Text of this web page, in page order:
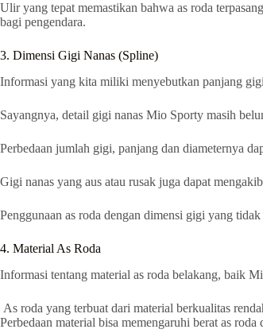
Ulir yang tepat memastikan bahwa as roda
bagi pengendara.
3. Dimensi Gigi Nanas (Spline)
Informasi yang kita miliki menyebutkan panjang
Sayangnya, detail gigi nanas Mio Sporty masih
Perbedaan jumlah gigi, panjang dan diameternya
Gigi nanas yang aus atau rusak juga dapat
Penggunaan as roda dengan dimensi gigi yang
4. Material As Roda
Informasi tentang material as roda belakang, baik
As roda yang terbuat dari material berkualitas
Perbedaan material bisa memengaruhi berat as